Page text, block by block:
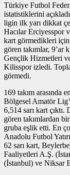
Türkiye Futbol
istatistiklerini
ligin ilk yarı dikkat
Hacılar Erciyesspor
kart görmedikleri için
gören takımlar, 9’ar
Gençlik Hizmetleri ve
Kilisspor izledi.
görmedi.
169 takım arasında
Bölgesel Amatör
6,514 sarı kart çıktı.
gören takımlardan
gruba eşlik etti. En
Anadolu Futbol
62 sarı kart,
Faaliyetleri A.Ş.
(İstanbul) ve Niksar